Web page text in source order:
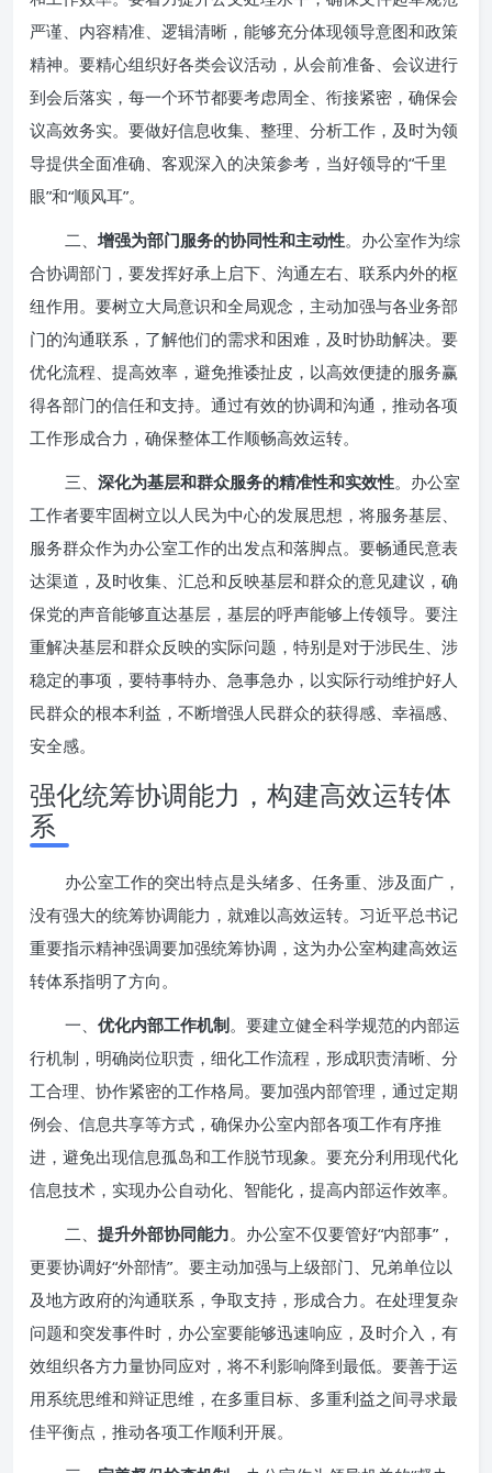
严谨、内容精准、逻辑清晰，能够充分体现领导意图和政策
精神。要精心组织好各类会议活动，从会前准备、会议进行
到会后落实，每一个环节都要考虑周全、衔接紧密，确保会
议高效务实。要做好信息收集、整理、分析工作，及时为领
导提供全面准确、客观深入的决策参考，当好领导的“千里
眼”和“顺风耳”。
二、 增强为部门服务的协同性和主动性。办公室作为综
合协调部门，要发挥好承上启下、沟通左右、联系内外的枢
纽作用。要树立大局意识和全局观念，主动加强与各业务部
门的沟通联系，了解他们的需求和困难，及时协助解决。要
优化流程、提高效率，避免推诿扯皮，以高效便捷的服务赢
得各部门的信任和支持。通过有效的协调和沟通，推动各项
工作形成合力，确保整体工作顺畅高效运转。
三、 深化为基层和群众服务的精准性和实效性。办公室
工作者要牢固树立以人民为中心的发展思想，将服务基层、
服务群众作为办公室工作的出发点和落脚点。要畅通民意表
达渠道，及时收集、汇总和反映基层和群众的意见建议，确
保党的声音能够直达基层，基层的呼声能够上传领导。要注
重解决基层和群众反映的实际问题，特别是对于涉民生、涉
稳定的事项，要特事特办、急事急办，以实际行动维护好人
民群众的根本利益，不断增强人民群众的获得感、幸福感、
安全感。
强化统筹协调能力，构建高效运转体
系
办公室工作的突出特点是头绪多、任务重、涉及面广，
没有强大的统筹协调能力，就难以高效运转。习近平总书记
重要指示精神强调要加强统筹协调，这为办公室构建高效运
转体系指明了方向。
一、 优化内部工作机制。要建立健全科学规范的内部运
行机制，明确岗位职责，细化工作流程，形成职责清晰、分
工合理、协作紧密的工作格局。要加强内部管理，通过定期
例会、信息共享等方式，确保办公室内部各项工作有序推
进，避免出现信息孤岛和工作脱节现象。要充分利用现代化
信息技术，实现办公自动化、智能化，提高内部运作效率。
二、 提升外部协同能力。办公室不仅要管好“内部事”，
更要协调好“外部情”。要主动加强与上级部门、兄弟单位以
及地方政府的沟通联系，争取支持，形成合力。在处理复杂
问题和突发事件时，办公室要能够迅速响应，及时介入，有
效组织各方力量协同应对，将不利影响降到最低。要善于运
用系统思维和辩证思维，在多重目标、多重利益之间寻求最
佳平衡点，推动各项工作顺利开展。